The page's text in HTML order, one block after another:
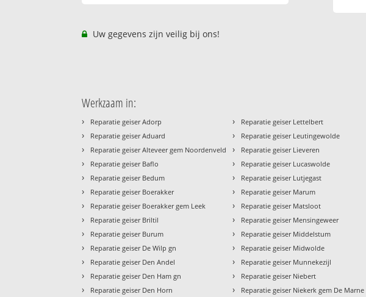
Uw gegevens zijn veilig bij ons!
Werkzaam in:
› Reparatie geiser Adorp
› Reparatie geiser Aduard
› Reparatie geiser Alteveer gem Noordenveld
› Reparatie geiser Baflo
› Reparatie geiser Bedum
› Reparatie geiser Boerakker
› Reparatie geiser Boerakker gem Leek
› Reparatie geiser Briltil
› Reparatie geiser Burum
› Reparatie geiser De Wilp gn
› Reparatie geiser Den Andel
› Reparatie geiser Den Ham gn
› Reparatie geiser Den Horn
› Reparatie geiser Lettelbert
› Reparatie geiser Leutingewolde
› Reparatie geiser Lieveren
› Reparatie geiser Lucaswolde
› Reparatie geiser Lutjegast
› Reparatie geiser Marum
› Reparatie geiser Matsloot
› Reparatie geiser Mensingeweer
› Reparatie geiser Middelstum
› Reparatie geiser Midwolde
› Reparatie geiser Munnekezijl
› Reparatie geiser Niebert
› Reparatie geiser Niekerk gem De Marne